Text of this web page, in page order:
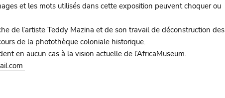
et les mots utilisés dans cette exposition peuvent choquer ou
de l’artiste Teddy Mazina et de son travail de déconstruction des
de la photothèque coloniale historique.
en aucun cas à la vision actuelle de l’AfricaMuseum.